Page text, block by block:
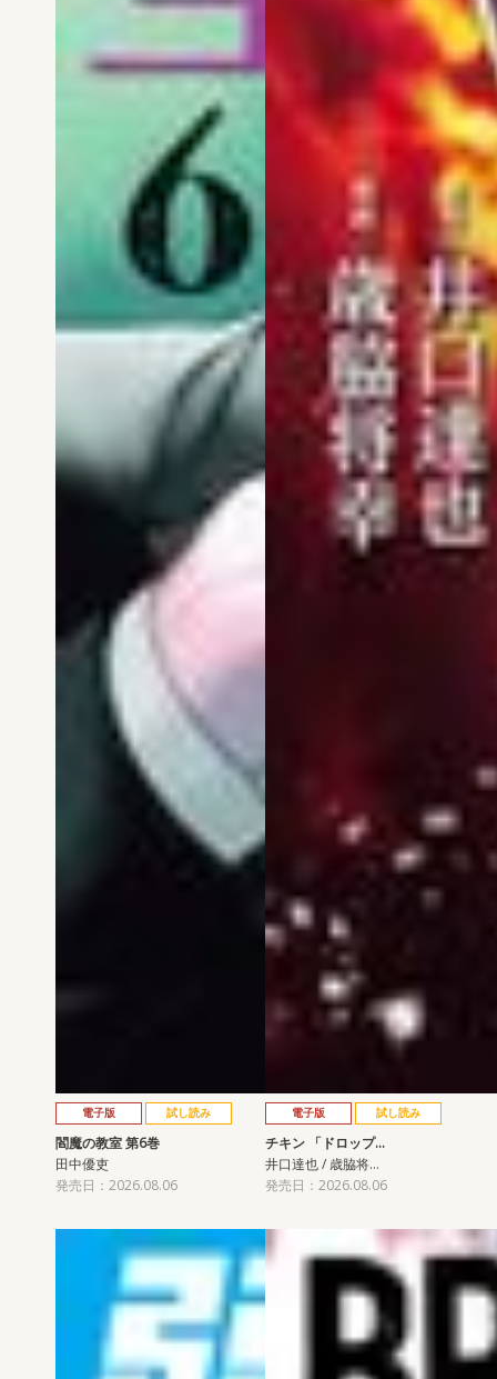
電子版 試し読み
閻魔の教室 第6巻
田中優吏
発売日：2026.08.06
電子版 試し読み
チキン 「ドロップ…
井口達也 / 歳脇将…
発売日：2026.08.06